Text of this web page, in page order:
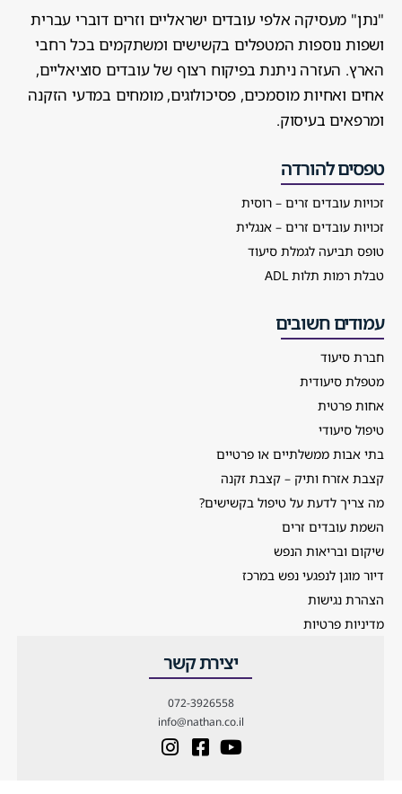
"נתן" מעסיקה אלפי עובדים ישראליים וזרים דוברי עברית
ושפות נוספות המטפלים בקשישים ומשתקמים בכל רחבי
הארץ. העזרה ניתנת בפיקוח רצוף של עובדים סוציאליים,
אחים ואחיות מוסמכים, פסיכולוגים, מומחים במדעי הזקנה
ומרפאים בעיסוק.
טפסים להורדה
זכויות עובדים זרים – רוסית
זכויות עובדים זרים – אנגלית
טופס תביעה לגמלת סיעוד
טבלת רמות תלות ADL
עמודים חשובים
חברת סיעוד
מטפלת סיעודית
אחות פרטית
טיפול סיעודי
בתי אבות ממשלתיים או פרטיים
קצבת אזרח ותיק – קצבת זקנה
מה צריך לדעת על טיפול בקשישים?
השמת עובדים זרים
שיקום ובריאות הנפש
דיור מוגן לנפגעי נפש במרכז
הצהרת נגישות
מדיניות פרטיות
יצירת קשר
072-3926558
info@nathan.co.il